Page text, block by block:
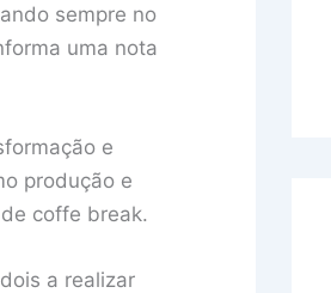
sempre no
uma nota
e
produção e
coffe break.
a realizar